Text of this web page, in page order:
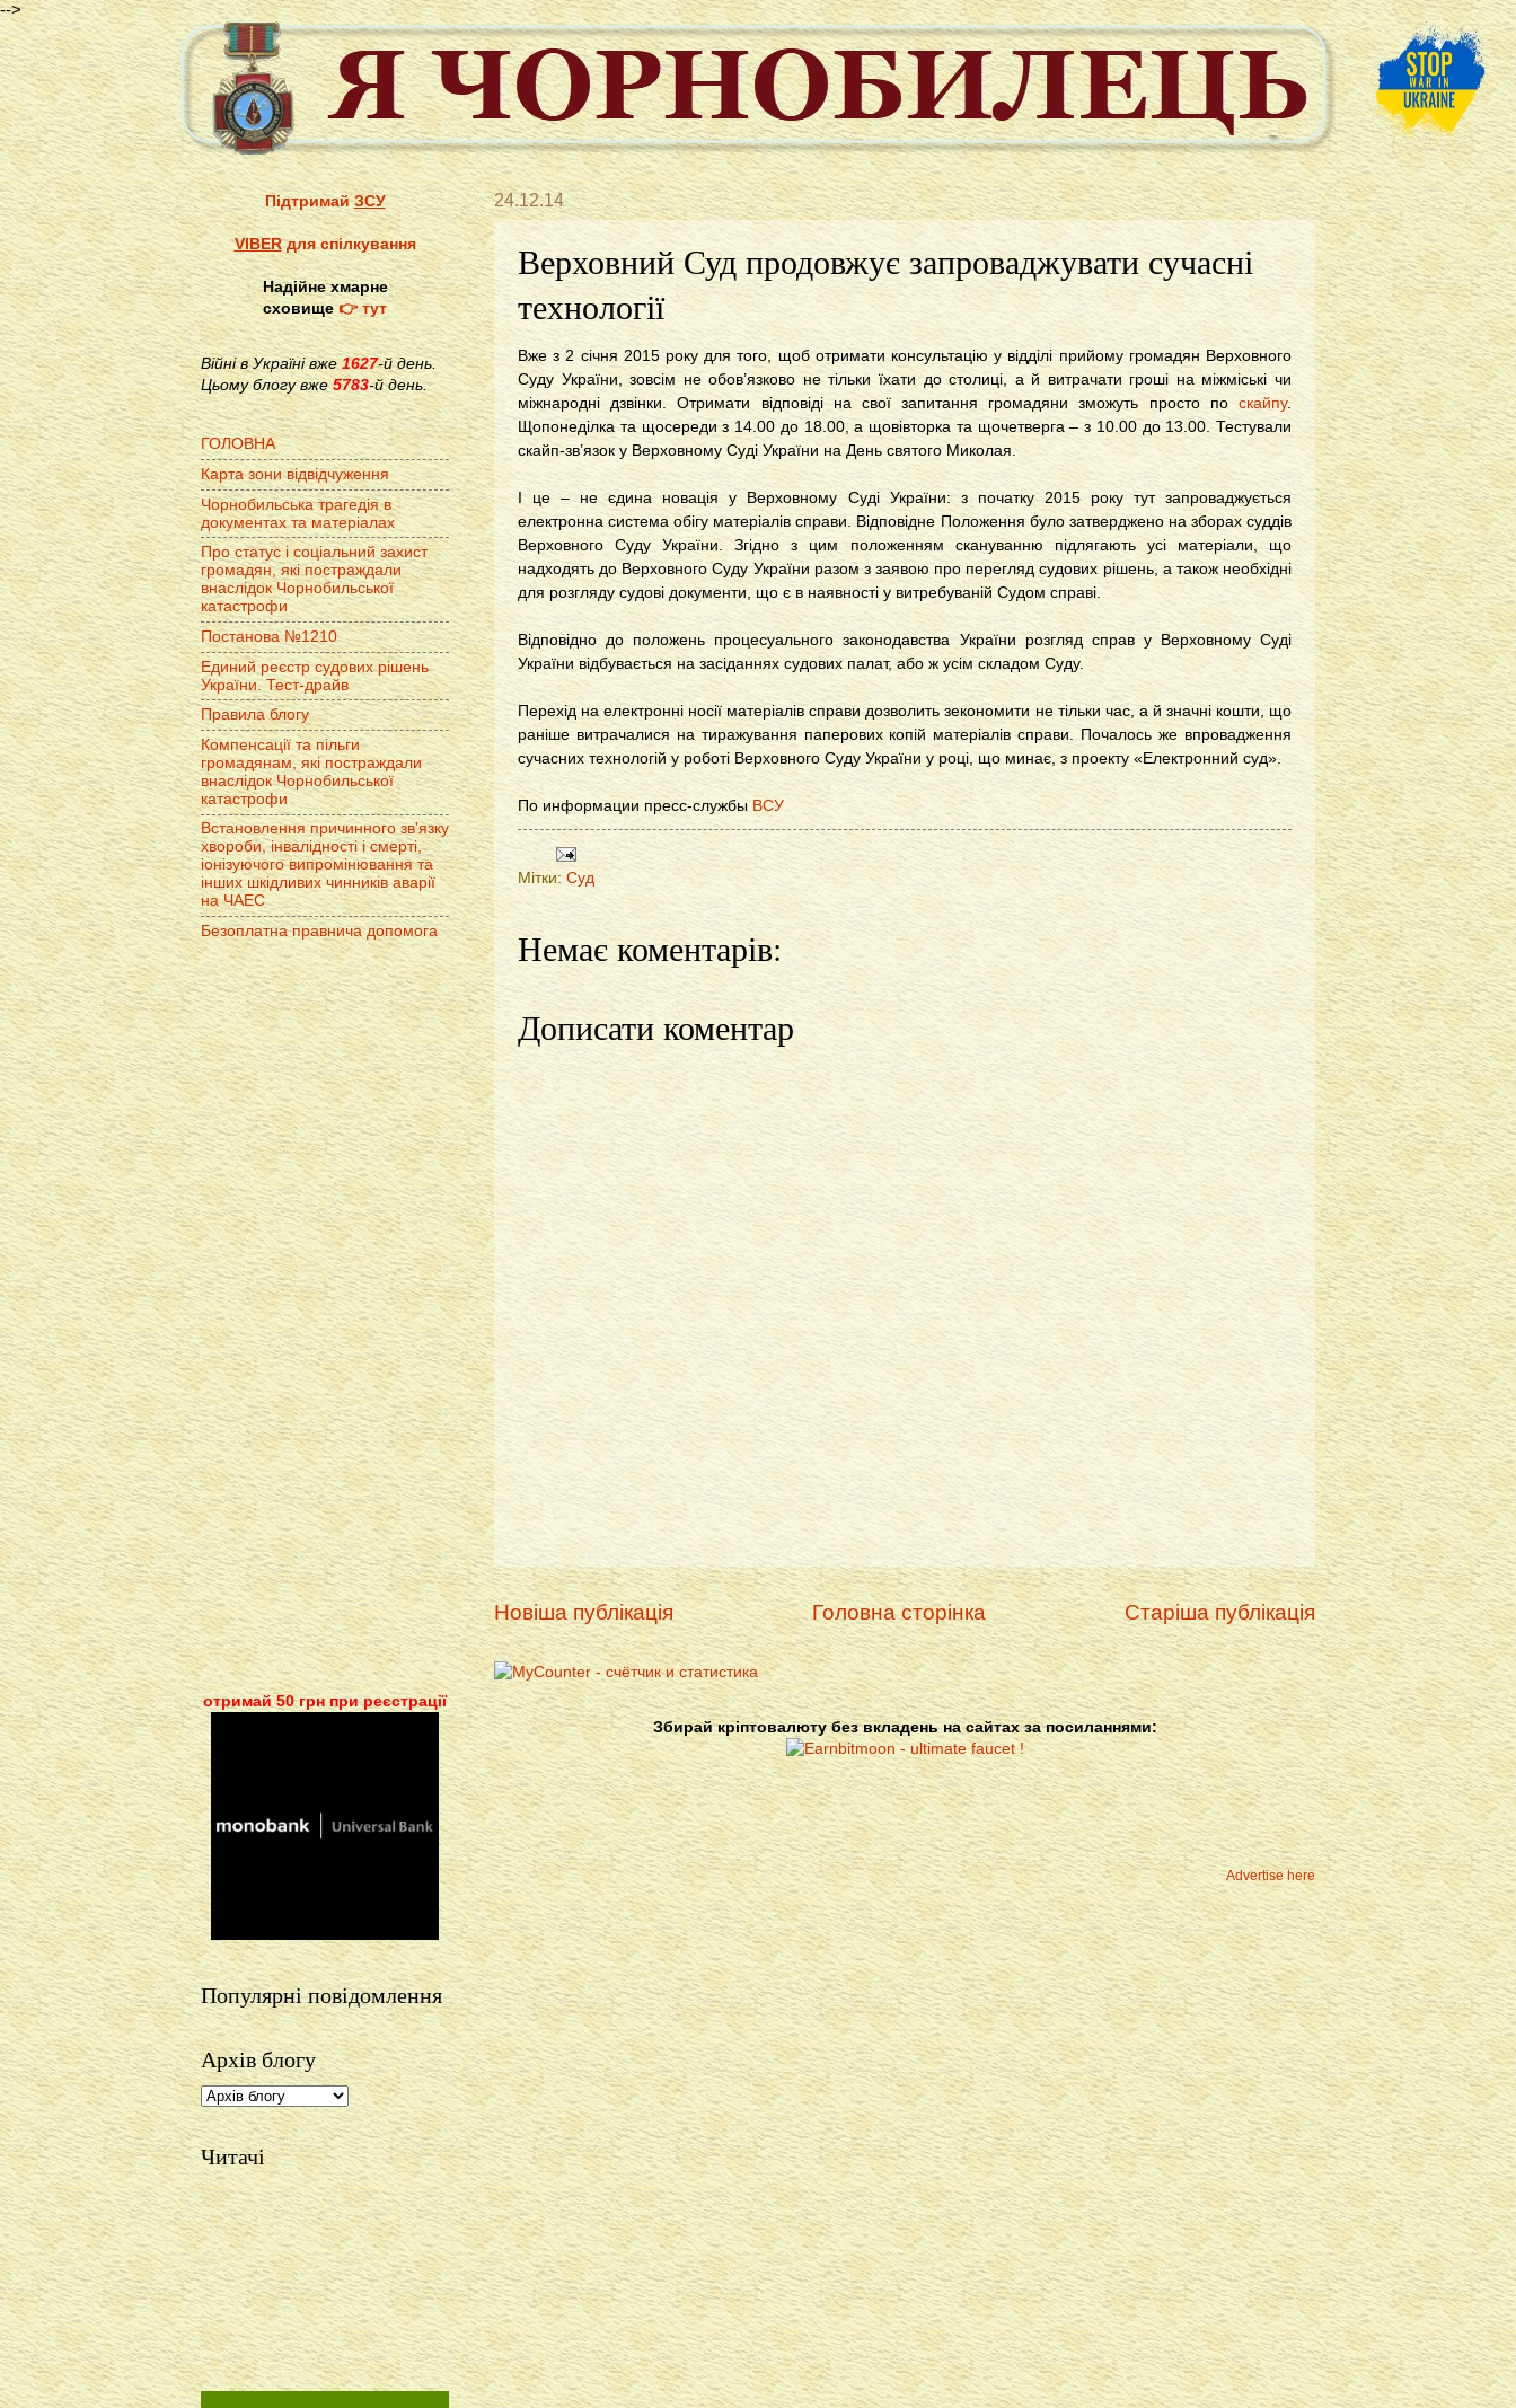
-->
24.12.14
Верховний Суд продовжує запроваджувати сучасні
технології
Вже з 2 січня 2015 року для того, щоб отримати консультацію у відділі прийому громадян Верховного
Суду України, зовсім не обов’язково не тільки їхати до столиці, а й витрачати гроші на міжміські чи
міжнародні дзвінки. Отримати відповіді на свої запитання громадяни зможуть просто по скайпу.
Щопонеділка та щосереди з 14.00 до 18.00, а щовівторка та щочетверга – з 10.00 до 13.00. Тестували
скайп-зв’язок у Верховному Суді України на День святого Миколая.
І це – не єдина новація у Верховному Суді України: з початку 2015 року тут запроваджується
електронна система обігу матеріалів справи. Відповідне Положення було затверджено на зборах суддів
Верховного Суду України. Згідно з цим положенням скануванню підлягають усі матеріали, що
надходять до Верховного Суду України разом з заявою про перегляд судових рішень, а також необхідні
для розгляду судові документи, що є в наявності у витребуваній Судом справі.
Відповідно до положень процесуального законодавства України розгляд справ у Верховному Суді
України відбувається на засіданнях судових палат, або ж усім складом Суду.
Перехід на електронні носії матеріалів справи дозволить зекономити не тільки час, а й значні кошти, що
раніше витрачалися на тиражування паперових копій матеріалів справи. Почалось же впровадження
сучасних технологій у роботі Верховного Суду України у році, що минає, з проекту «Електронний суд».
По информации пресс-службы ВСУ
Мітки: Суд
Немає коментарів:
Дописати коментар
Новіша публікація Старіша публікація
Головна сторінка
Збирай кріптовалюту без вкладень на сайтах за посиланнями:
Advertise here
ПідтримайЗСУ
VIBERдля спілкування
Надійне хмарне
сховище👉 тут
Війні в Україні вже1627-й день.
Цьому блогу вже 5783-й день.
ГОЛОВНА
Карта зони відвідчуження
Чорнобильська трагедія в
документах та матеріалах
Про статус і соціальний захист
громадян, які постраждали
внаслідок Чорнобильської
катастрофи
Постанова №1210
Единий реєстр судових рішень
України. Тест-драйв
Правила блогу
Компенсації та пільги
громадянам, які постраждали
внаслідок Чорнобильської
катастрофи
Встановлення причинного зв'язку
хвороби, інвалідності і смерті,
іонізуючого випромінювання та
інших шкідливих чинників аварії
на ЧАЕС
Безоплатна правнича допомога
отримай 50 грн при реєстрації
Популярні повідомлення
Архів блогу
Читачі